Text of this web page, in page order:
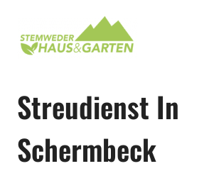
springen
Streudienst In
Schermbeck